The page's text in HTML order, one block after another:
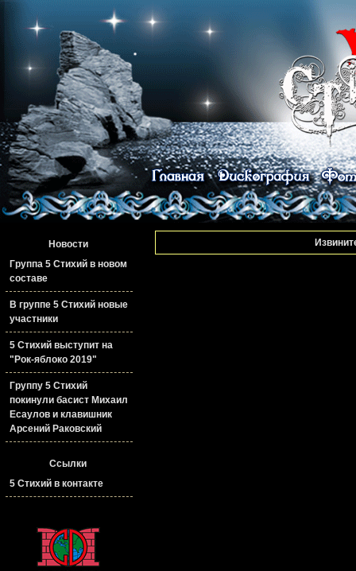
Новости
Группа 5 Стихий в новом
составе
В группе 5 Стихий новые
участники
5 Стихий выступит на
"Рок-яблоко 2019"
Группу 5 Стихий
покинули басист Михаил
Есаулов и клавишник
Арсений Раковский
Ссылки
5 Стихий в контакте